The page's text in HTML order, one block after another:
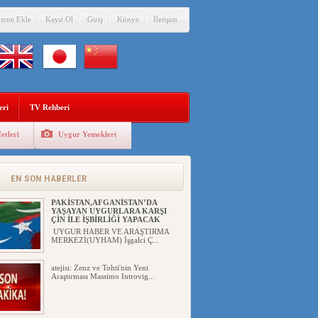
Ekle Kayıt Ol Giriş Künye İletişim
TV Rehberi
Uygur Yemekleri
EN SON HABERLER
ÇİN’İN “GÜVENLİK”SÖYLEMİ İLE
DOĞU TÜRKİSTAN’DA
MEŞRULAŞTIRDIĞI ÇKP DEVLET
TERÖRÜ
YILMAZ ER(habernida.com) Çin
PAKİSTAN,AFGANİSTAN’DA
YAŞAYAN UYGURLARA KARŞI
ÇİN İLE İŞBİRLİĞİ YAPACAK
UYGUR HABER VE ARAŞTIRMA
MERKEZİ(UYHAM) İşgalci Ç...
atejisi: Zenz ve Tohti'nin Yeni
Araştırması Massimo Introvig...